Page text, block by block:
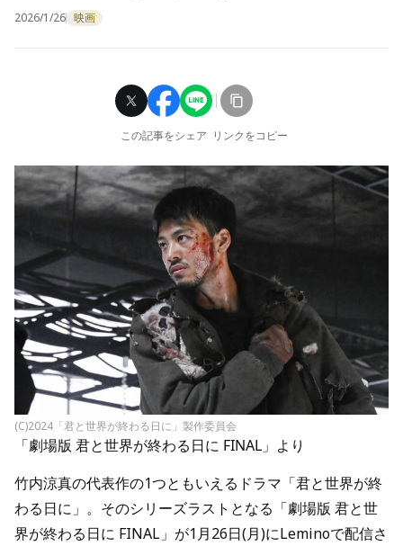
2026/1/26 映画
この記事をシェア リンクをコピー
(C)2024「君と世界が終わる日に」製作委員会
「劇場版 君と世界が終わる日に FINAL」より
竹内涼真の代表作の1つともいえるドラマ「君と世界が終
わる日に」。そのシリーズラストとなる「劇場版 君と世
界が終わる日に FINAL」が1月26日(月)にLeminoで配信さ